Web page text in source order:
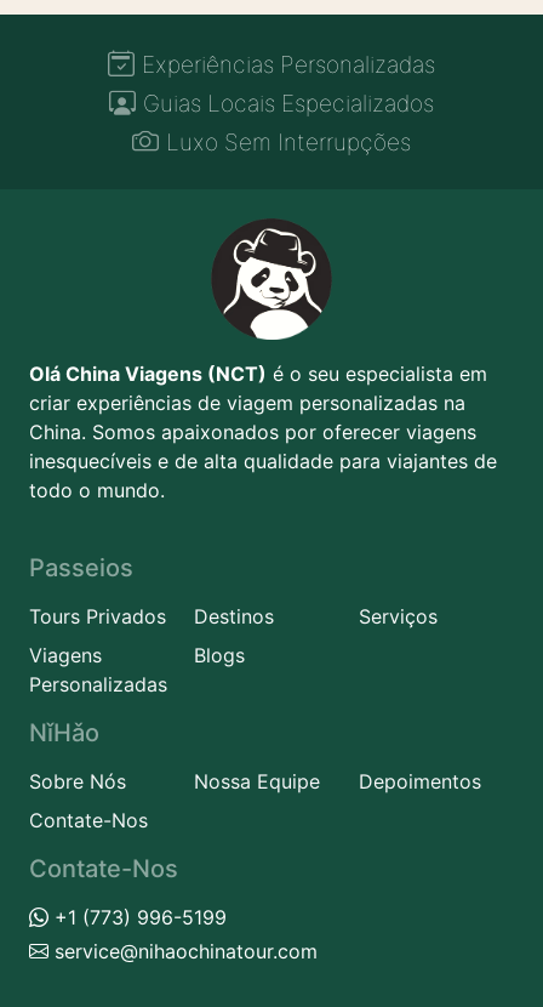
Experiências Personalizadas
Guias Locais Especializados
Luxo Sem Interrupções
Olá China Viagens (NCT) é o seu especialista em
criar experiências de viagem personalizadas na
China. Somos apaixonados por oferecer viagens
inesquecíveis e de alta qualidade para viajantes de
todo o mundo.
Passeios
Tours Privados Destinos
Serviços
Viagens
Personalizadas
Blogs
NǐHǎo
Sobre Nós Nossa Equipe
Depoimentos
Contate-Nos
Contate-Nos
+1 (773) 996-5199
service@nihaochinatour.com